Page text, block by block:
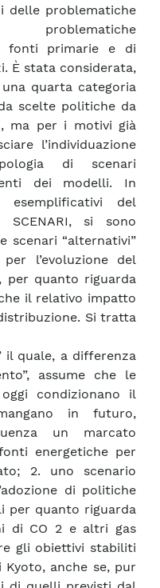
delle problematiche
fonti primarie e di
È stata considerata,
quarta categoria
scelte politiche da
ma per i motivi già
l’individuazione
di scenari
dei modelli. In
del
SCENARI, si sono
scenari “alternativi”
l’evoluzione del
per quanto riguarda
il relativo impatto
Si tratta
il quale, a differenza
assume che le
condizionano il
in futuro,
un marcato
energetiche per
2. uno scenario
di politiche
per quanto riguarda
di CO 2 e altri gas
gli obiettivi stabiliti
anche se, pur